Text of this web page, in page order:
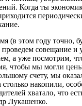
Когда ты
(в этом году точно,
совещание и
а уже посмотрим,
чтобы мы могли
счету, мы
накопили,
хватало, что
Лукашенко.